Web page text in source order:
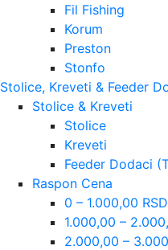
Fil Fishing
Korum
Preston
Stonfo
Stolice, Kreveti & Feeder
Stolice & Kreveti
Stolice
Kreveti
Feeder Dodaci
Raspon Cena
0 – 1.000,00 RSD
1.000,00 –
2.000,00 –